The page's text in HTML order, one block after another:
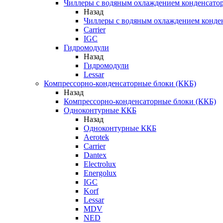
Чиллеры с водяным охлаждением
Назад
Чиллеры с водяным охлаждением
Carrier
IGC
Гидромодули
Назад
Гидромодули
Lessar
Компрессорно-конденсаторные блоки (ККБ)
Назад
Компрессорно-конденсаторные блоки (ККБ)
Одноконтурные ККБ
Назад
Одноконтурные ККБ
Aerotek
Carrier
Dantex
Electrolux
Energolux
IGC
Korf
Lessar
MDV
NED